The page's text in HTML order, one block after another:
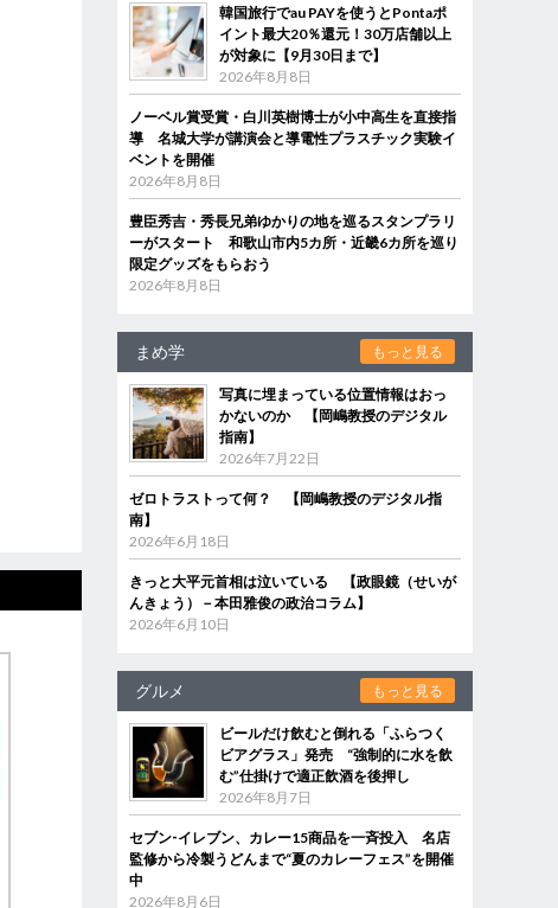
韓国旅行でau PAYを使うとPontaポ
イント最大20％還元！30万店舗以上
が対象に【9月30日まで】
2026年8月8日
ノーベル賞受賞・白川英樹博士が小中高生を直接指
導 名城大学が講演会と導電性プラスチック実験イ
ベントを開催
2026年8月8日
豊臣秀吉・秀長兄弟ゆかりの地を巡るスタンプラリ
ーがスタート 和歌山市内5カ所・近畿6カ所を巡り
限定グッズをもらおう
2026年8月8日
まめ学 もっと見る
写真に埋まっている位置情報はおっ
かないのか 【岡嶋教授のデジタル
指南】
2026年7月22日
ゼロトラストって何？ 【岡嶋教授のデジタル指
南】
2026年6月18日
きっと大平元首相は泣いている 【政眼鏡（せいが
んきょう）－本田雅俊の政治コラム】
2026年6月10日
グルメ もっと見る
ビールだけ飲むと倒れる「ふらつく
ビアグラス」発売 “強制的に水を飲
む”仕掛けで適正飲酒を後押し
2026年8月7日
セブン‐イレブン、カレー15商品を一斉投入 名店
監修から冷製うどんまで“夏のカレーフェス”を開催
中
2026年8月6日